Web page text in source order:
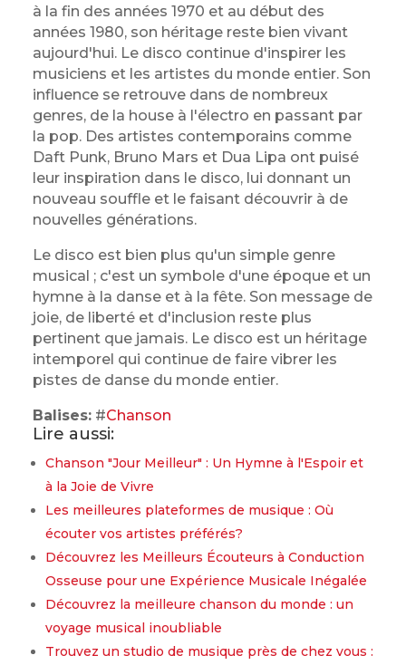
à la fin des années 1970 et au début des
années 1980, son héritage reste bien vivant
aujourd'hui. Le disco continue d'inspirer les
musiciens et les artistes du monde entier. Son
influence se retrouve dans de nombreux
genres, de la house à l'électro en passant par
la pop. Des artistes contemporains comme
Daft Punk, Bruno Mars et Dua Lipa ont puisé
leur inspiration dans le disco, lui donnant un
nouveau souffle et le faisant découvrir à de
nouvelles générations.
Le disco est bien plus qu'un simple genre
musical ; c'est un symbole d'une époque et un
hymne à la danse et à la fête. Son message de
joie, de liberté et d'inclusion reste plus
pertinent que jamais. Le disco est un héritage
intemporel qui continue de faire vibrer les
pistes de danse du monde entier.
Balises:#Chanson
Lire aussi:
Chanson "Jour Meilleur" : Un Hymne à l'Espoir et
à la Joie de Vivre
Les meilleures plateformes de musique : Où
écouter vos artistes préférés?
Découvrez les Meilleurs Écouteurs à Conduction
Osseuse pour une Expérience Musicale Inégalée
Découvrez la meilleure chanson du monde : un
voyage musical inoubliable
Trouvez un studio de musique près de chez vous :